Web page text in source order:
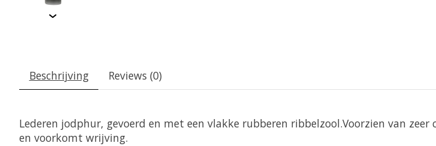
Beschrijving Reviews (0)
Lederen jodphur, gevoerd en met een vlakke rubberen ribbelzool.Voorzien van
en voorkomt wrijving.